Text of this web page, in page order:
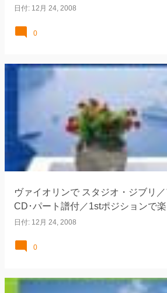
日付: 12月 24, 2008
0
ヴァイオリンで スタジオ・ジブリ
CD･パート譜付／1stポジションで
日付: 12月 24, 2008
0